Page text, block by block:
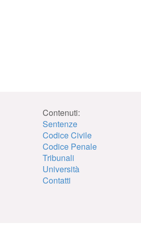
Contenuti:
Sentenze
Codice Civile
Codice Penale
Tribunali
Università
Contatti